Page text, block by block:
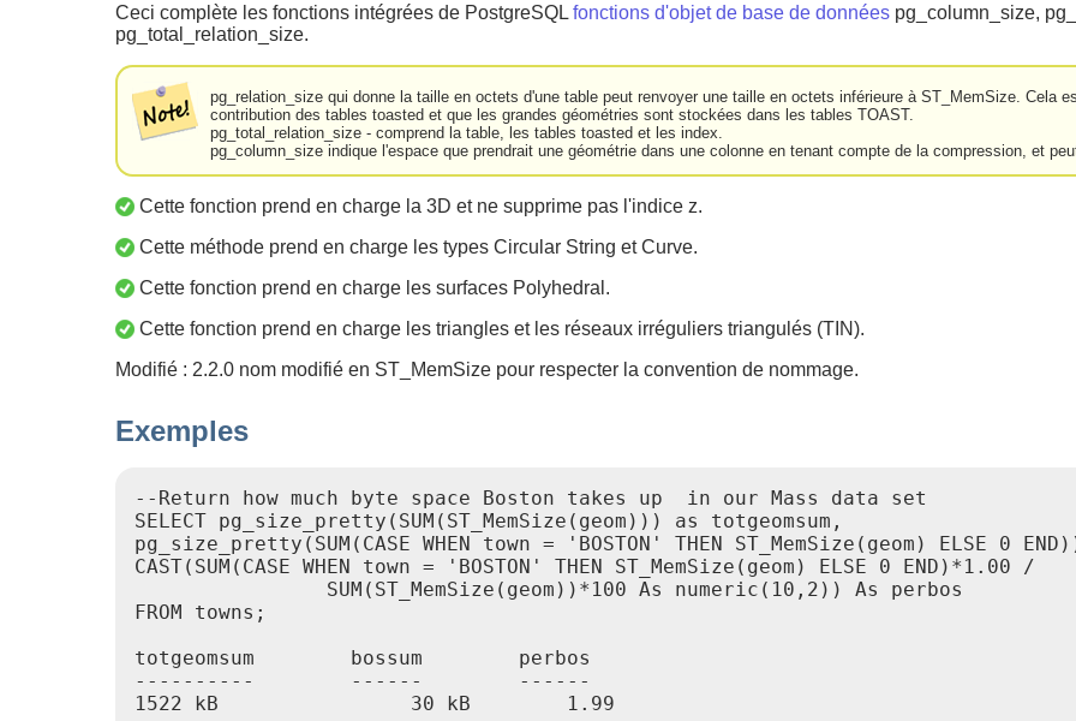
Ceci complète les fonctions intégrées de PostgreSQL fonctions d'objet de base de données pg_column_size,
pg_total_relation_size.
pg_relation_size qui donne la taille en octets d'une table peut renvoyer une taille en octets inférieure à ST_MemSize. Cela
contribution des tables toasted et que les grandes géométries sont stockées dans les tables TOAST.
pg_total_relation_size - comprend la table, les tables toasted et les index.
pg_column_size indique l'espace que prendrait une géométrie dans une colonne en tenant compte de la compression, et
Cette fonction prend en charge la 3D et ne supprime pas l'indice z.
Cette méthode prend en charge les types Circular String et Curve.
Cette fonction prend en charge les surfaces Polyhedral.
Cette fonction prend en charge les triangles et les réseaux irréguliers triangulés (TIN).
Modifié : 2.2.0 nom modifié en ST_MemSize pour respecter la convention de nommage.
Exemples
--Return how much byte space Boston takes up  in our Mass data set
SELECT pg_size_pretty(SUM(ST_MemSize(geom))) as totgeomsum,
pg_size_pretty(SUM(CASE WHEN town = 'BOSTON' THEN ST_MemSize(geom) ELSE 0
CAST(SUM(CASE WHEN town = 'BOSTON' THEN ST_MemSize(geom) ELSE 0 END)*1.00 /
                SUM(ST_MemSize(geom))*100 As numeric(10,2)) As perbos
FROM towns;
totgeomsum        bossum        perbos
----------        ------        ------
1522 kB                30 kB        1.99